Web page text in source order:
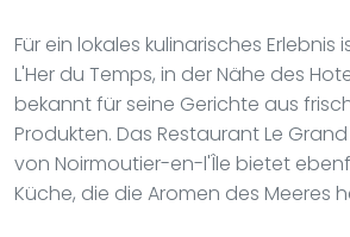
Für ein lokales kulinarisches
L'Her du Temps, in der Nähe des
bekannt für seine Gerichte aus
Produkten. Das Restaurant Le
von Noirmoutier-en-l'Île bietet
Küche, die die Aromen des Meeres